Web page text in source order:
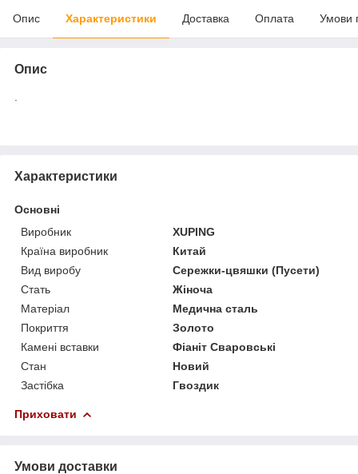
Опис Характеристики Доставка Оплата Умови
Опис
Характеристики
Основні
Виробник
XUPING
Країна виробник
Китай
Вид виробу
Сережки-цвяшки (Пусети)
Стать
Жіноча
Матеріал
Медична сталь
Покриття
Золото
Камені вставки
Фіаніт Сваровські
Стан
Новий
Застібка
Гвоздик
Приховати
Умови доставки